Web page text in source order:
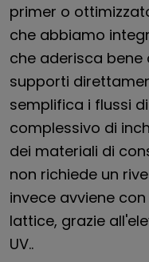
primer o
che abbiamo
che aderisca
supporti
semplifica i flussi
complessivo di
dei materiali di
non richiede un
invece avviene
lattice, grazie
UV..